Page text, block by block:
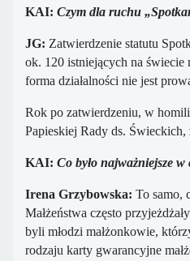
KAI: Czym dla ruchu
JG: Zatwierdzenie statutu
ok. 120 istniejących na świecie
forma działalności nie jest
Rok po zatwierdzeniu, w
Papieskiej Rady ds. Świeckich,
KAI: Co było najważniejsze
Irena Grzybowska: To samo,
Małżeństwa często
byli młodzi małżonkowie,
rodzaju karty gwarancyjne